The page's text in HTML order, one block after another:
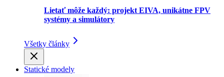
Lietať môže každý: projekt EIVA, unikátne FPV
systémy a simulátory
Všetky články
Statické modely